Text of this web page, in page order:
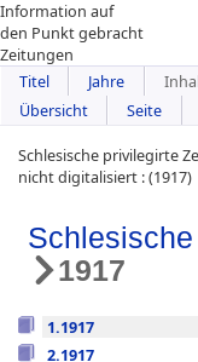
Information auf
den Punkt gebracht
Zeitungen
Titel
Jahre
Übersicht
Seite
Schlesische privilegirte
nicht digitalisiert : (1917)
1917
1.1917
2.1917